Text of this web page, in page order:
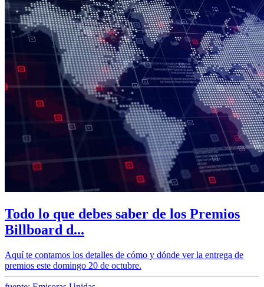
Todo lo que debes saber de los Premios
Billboard d...
Aquí te contamos los detalles de cómo y dónde ver la entrega de
premios este domingo 20 de octubre.